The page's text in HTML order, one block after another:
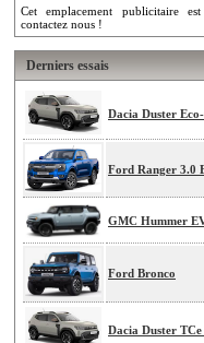
Cet emplacement publicitaire
contactez nous !
Derniers essais
Dacia Duster
Ford Ranger 3.0
GMC Hummer
Ford Bronco
Dacia Duster